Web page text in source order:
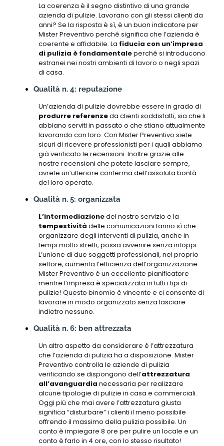
La coerenza è il segno distintivo di una grande
azienda di pulizie. Lavorano con gli stessi clienti da
anni? Se la risposta è sì, è un buon indicatore per
Mister Preventivo perché significa che l’azienda è
coerente e affidabile. La fiducia con un’impresa
di pulizia è fondamentaleperché si introducono
estranei nei nostri ambienti di lavoro o negli spazi
di casa.
Qualità n. 4: reputazione
Un’azienda di pulizie dovrebbe essere in grado di
produrre referenzeda clienti soddisfatti, sia che li
abbiano serviti in passato o che stiano attualmente
lavorando con loro. Con Mister Preventivo siete
sicuri di ricevere professionisti per i quali abbiamo
già verificato le recensioni. Inoltre grazie alle
nostre recensioni che potete lasciare sempre,
avrete un’ulteriore conferma dell’assoluta bontà
del loro operato.
Qualità n. 5: organizzata
L’intermediazionedel nostro servizio e la
tempestività delle comunicazioni fanno sì che
organizzare degli interventi di pulizia, anche in
tempi molto stretti, possa avvenire senza intoppi.
L’unione di due soggetti professionali, nel proprio
settore, aumenta l’efficienza dell’organizzazione.
Mister Preventivo è un eccellente pianificatore
mentre l’impresa è specializzata in tutti i tipi di
pulizie! Questo binomio è vincente e ci consente di
lavorare in modo organizzato senza lasciare
indietro nessuno.
Qualità n. 6: ben attrezzata
Un altro aspetto da considerare è l’attrezzatura
che l’azienda di pulizia ha a disposizione. Mister
Preventivo controlla le aziende di pulizia
verificando se dispongono dell’attrezzatura
all’avanguardia necessaria per realizzare
alcune tipologie di pulizie in casa e commerciali.
Oggi più che mai avere l’attrezzatura giusta
significa “disturbare” i clienti il meno possibile
offrendo il massimo della pulizia possibile. Un
conto è impiegare 8 ore per pulire un locale e un
conto è farlo in 4 ore, con lo stesso risultato!